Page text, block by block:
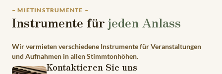
~ MIETINSTRUMENTE ~
Instrumente für jeden Anlass
Wir vermieten verschiedene Instrumente für Veranstaltungen
und Aufnahmen in allen Stimmtonhöhen.
Kontaktieren Sie uns